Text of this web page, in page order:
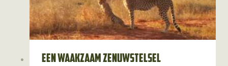
Een waakzaam zenuwstelsel